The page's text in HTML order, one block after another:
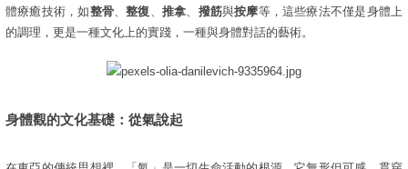
體療癒技術，如整骨、整復 、 推拿、 撥筋與按摩等，這些療法不僅是身體上
的調理，更是一種文化上的實踐，一種與身體對話的藝術。
身體觀的文化基礎：從氣說起